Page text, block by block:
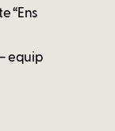
“Ens
equip